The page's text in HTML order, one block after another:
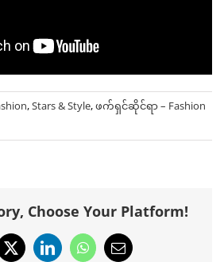
,Stars & Style,ဖက်ရှင်ဆိုင်ရာ – Fashion
Choose Your Platform!
X LinkedInWhatsApp
Email